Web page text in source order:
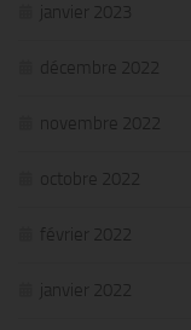
janvier 2023
décembre 2022
novembre 2022
octobre 2022
février 2022
janvier 2022